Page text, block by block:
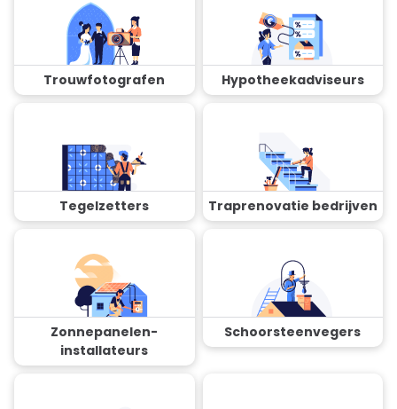
Trouwfotografen Hypotheekadviseurs
Tegelzetters Traprenovatie bedrijven
Zonnepanelen-
installateurs
Schoorsteenvegers